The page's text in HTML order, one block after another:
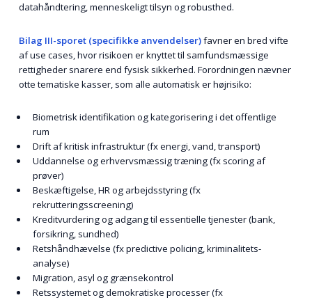
datahåndtering, menneskeligt tilsyn og robusthed.
Bilag III-sporet (specifikke anvendelser)favner en bred vifte
af use cases, hvor risikoen er knyttet til samfundsmæssige
rettigheder snarere end fysisk sikkerhed. Forordningen nævner
otte tematiske kasser, som alle automatisk er højrisiko:
Biometrisk identifikation og kategorisering i det offentlige
rum
Drift af kritisk infrastruktur (fx energi, vand, transport)
Uddannelse og erhvervsmæssig træning (fx scoring af
prøver)
Beskæftigelse, HR og arbejdsstyring (fx
rekrutteringsscreening)
Kreditvurdering og adgang til essentielle tjenester (bank,
forsikring, sundhed)
Retshåndhævelse (fx predictive policing, kriminalitets-
analyse)
Migration, asyl og grænsekontrol
Retssystemet og demokratiske processer (fx